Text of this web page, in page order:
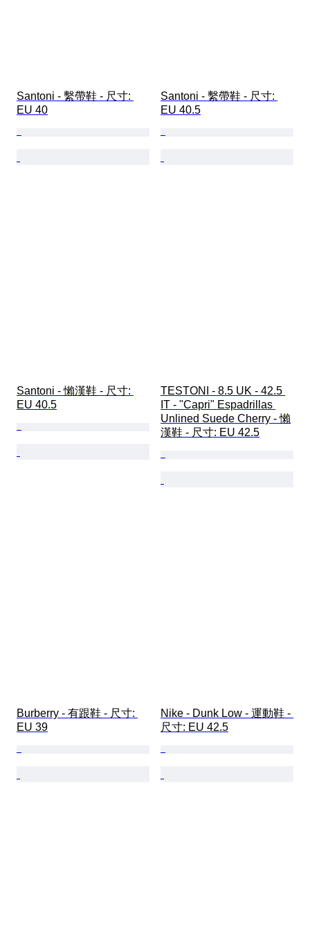
Santoni - 繫帶鞋 - 尺寸:
EU 40
Santoni - 繫帶鞋 - 尺寸:
EU 40.5
Santoni - 懶漢鞋 - 尺寸:
EU 40.5
TESTONI - 8.5 UK - 42.5
IT - "Capri" Espadrillas
Unlined Suede Cherry - 懶
漢鞋 - 尺寸: EU 42.5
Burberry - 有跟鞋 - 尺寸:
EU 39
Nike - Dunk Low - 運動鞋 -
尺寸: EU 42.5